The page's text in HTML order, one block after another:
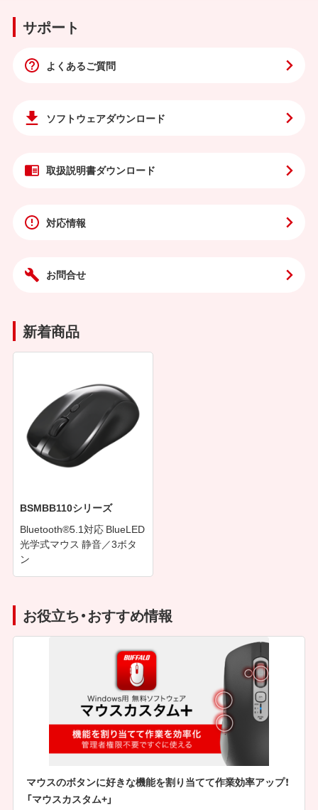
サポート
よくあるご質問
ソフトウェアダウンロード
取扱説明書ダウンロード
対応情報
お問合せ
新着商品
BSMBB110シリーズ
Bluetooth®5.1対応 BlueLED
光学式マウス 静音／3ボタ
ン
お役立ち・おすすめ情報
マウスのボタンに好きな機能を割り当てて作業効率アップ！
「マウスカスタム+」